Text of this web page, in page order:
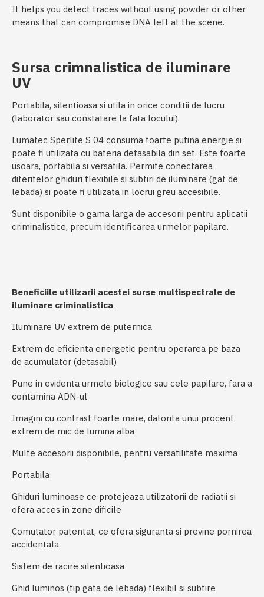
It helps you detect traces without using powder or other
means that can compromise DNA left at the scene.
Sursa crimnalistica de iluminare
UV
Portabila, silentioasa si utila in orice conditii de lucru
(laborator sau constatare la fata locului).
Lumatec Sperlite S 04 consuma foarte putina energie si
poate fi utilizata cu bateria detasabila din set. Este foarte
usoara, portabila si versatila. Permite conectarea
diferitelor ghiduri flexibile si subtiri de iluminare (gat de
lebada) si poate fi utilizata in locrui greu accesibile.
Sunt disponibile o gama larga de accesorii pentru aplicatii
criminalistice, precum identificarea urmelor papilare.
Beneficiile utilizarii acestei surse multispectrale de
iluminare criminalistica
Iluminare UV extrem de puternica
Extrem de eficienta energetic pentru operarea pe baza
de acumulator (detasabil)
Pune in evidenta urmele biologice sau cele papilare, fara a
contamina ADN-ul
Imagini cu contrast foarte mare, datorita unui procent
extrem de mic de lumina alba
Multe accesorii disponibile, pentru versatilitate maxima
Portabila
Ghiduri luminoase ce protejeaza utilizatorii de radiatii si
ofera acces in zone dificile
Comutator patentat, ce ofera siguranta si previne pornirea
accidentala
Sistem de racire silentioasa
Ghid luminos (tip gata de lebada) flexibil si subtire